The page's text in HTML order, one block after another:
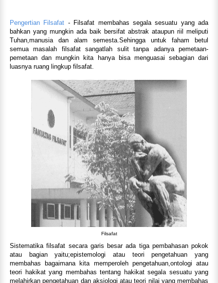
Pengertian Filsafat - Filsafat membahas segala sesuatu yang ada
bahkan yang mungkin ada baik bersifat abstrak ataupun riil meliputi
Tuhan,manusia dan alam semesta.Sehingga untuk faham betul
semua masalah filsafat sangatlah sulit tanpa adanya pemetaan-
pemetaan dan mungkin kita hanya bisa menguasai sebagian dari
luasnya ruang lingkup filsafat.
Filsafat
Sistematika filsafat secara garis besar ada tiga pembahasan pokok
atau bagian yaitu;epistemologi atau teori pengetahuan yang
membahas bagaimana kita memperoleh pengetahuan,ontologi atau
teori hakikat yang membahas tentang hakikat segala sesuatu yang
melahirkan pengetahuan dan aksiologi atau teori nilai yang membahas